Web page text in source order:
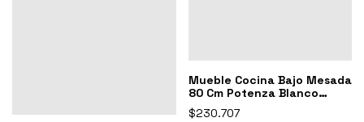
Mueble Cocina Bajo Mesada
80 Cm Potenza Blanco
Aluminio
$230.707